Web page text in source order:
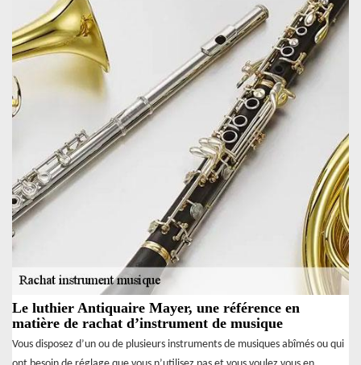
Le luthier Antiquaire Mayer, une référence en
matière de rachat d’instrument de musique
Vous disposez d’un ou de plusieurs instruments de musiques abîmés ou qui